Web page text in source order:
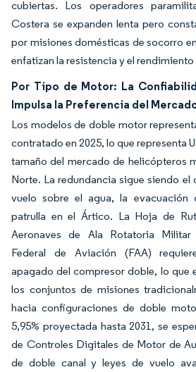
cubiertas. Los operadores
Costera se expanden lenta pero
por misiones domésticas de socorro
enfatizan la resistencia y el
Por Tipo de Motor: La
Impulsa la Preferencia del
Los modelos de doble motor
contratado en 2025, lo que representa
tamaño del mercado de helicópteros
Norte. La redundancia sigue siendo
vuelo sobre el agua, la evacuación
patrulla en el Ártico. La Hoja de
Aeronaves de Ala Rotatoria
Federal de Aviación (FAA)
apagado del compresor doble, lo que
los conjuntos de misiones
hacia configuraciones de doble
5,95% proyectada hasta 2031, se
de Controles Digitales de Motor de
de doble canal y leyes de vuelo